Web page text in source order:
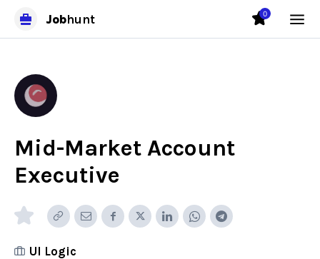
Jobhunt 0
Mid-Market Account
Executive
UI Logic